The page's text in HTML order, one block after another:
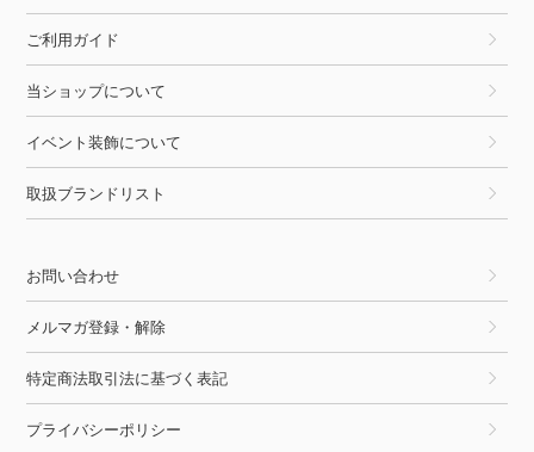
ご利用ガイド
当ショップについて
イベント装飾について
取扱ブランドリスト
お問い合わせ
メルマガ登録・解除
特定商法取引法に基づく表記
プライバシーポリシー